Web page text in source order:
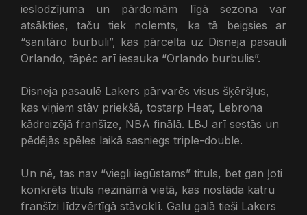
ieslodzījuma un pārdomām līgā sezona var
atsākties, taču tiek nolemts, ka tā beigsies ar
“sanitāro burbuli”, kas pārcelta uz Disneja pasauli
Orlando, tāpēc arī iesauka “Orlando burbulis”.
Disneja pasaulē Lakers pārvarēs visus šķēršļus,
kas viņiem stāv priekšā, tostarp Heat, Lebrona
kādreizējā franšīze, NBA finālā. LBJ arī sestās un
pēdējās spēles laikā sasniegs triple-double.
Un nē, tas nav “viegli iegūstams” tituls, bet gan ļoti
konkrēts tituls nezināmā vietā, kas nostāda katru
franšīzi līdzvērtīgā stāvoklī. Galu galā tieši Lakers